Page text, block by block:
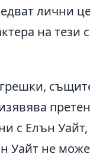
лични
на тези
с Елън Уайт,
Уайт не